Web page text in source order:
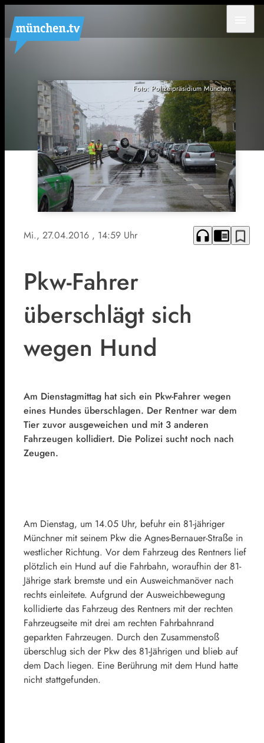
Foto: Polizeipräsidium München
Mi., 27.04.2016 , 14:59 Uhr headphones chrome_reader_mode bookmark_border
Pkw-Fahrer
überschlägt sich
wegen Hund
Am Dienstagmittag hat sich ein Pkw-Fahrer wegen
eines Hundes überschlagen. Der Rentner war dem
Tier zuvor ausgeweichen und mit 3 anderen
Fahrzeugen kollidiert. Die Polizei sucht noch nach
Zeugen.
Am Dienstag, um 14.05 Uhr, befuhr ein 81-jähriger
Münchner mit seinem Pkw die Agnes-Bernauer-Straße in
westlicher Richtung. Vor dem Fahrzeug des Rentners lief
plötzlich ein Hund auf die Fahrbahn, woraufhin der 81-
Jährige stark bremste und ein Ausweichmanöver nach
rechts einleitete. Aufgrund der Ausweichbewegung
kollidierte das Fahrzeug des Rentners mit der rechten
Fahrzeugseite mit drei am rechten Fahrbahnrand
geparkten Fahrzeugen. Durch den Zusammenstoß
überschlug sich der Pkw des 81-Jährigen und blieb auf
dem Dach liegen. Eine Berührung mit dem Hund hatte
nicht stattgefunden.